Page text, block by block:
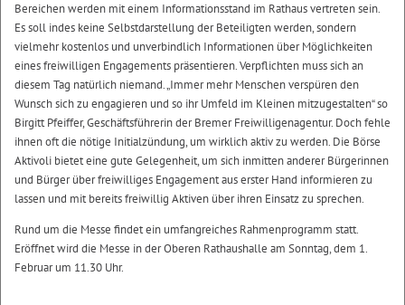
Bereichen werden mit einem Informationsstand im Rathaus vertreten sein.
Es soll indes keine Selbstdarstellung der Beteiligten werden, sondern
vielmehr kostenlos und unverbindlich Informationen über Möglichkeiten
eines freiwilligen Engagements präsentieren. Verpflichten muss sich an
diesem Tag natürlich niemand. „Immer mehr Menschen verspüren den
Wunsch sich zu engagieren und so ihr Umfeld im Kleinen mitzugestalten“ so
Birgitt Pfeiffer, Geschäftsführerin der Bremer Freiwilligenagentur. Doch fehle
ihnen oft die nötige Initialzündung, um wirklich aktiv zu werden. Die Börse
Aktivoli bietet eine gute Gelegenheit, um sich inmitten anderer Bürgerinnen
und Bürger über freiwilliges Engagement aus erster Hand informieren zu
lassen und mit bereits freiwillig Aktiven über ihren Einsatz zu sprechen.
Rund um die Messe findet ein umfangreiches Rahmenprogramm statt.
Eröffnet wird die Messe in der Oberen Rathaushalle am Sonntag, dem 1.
Februar um 11.30 Uhr.